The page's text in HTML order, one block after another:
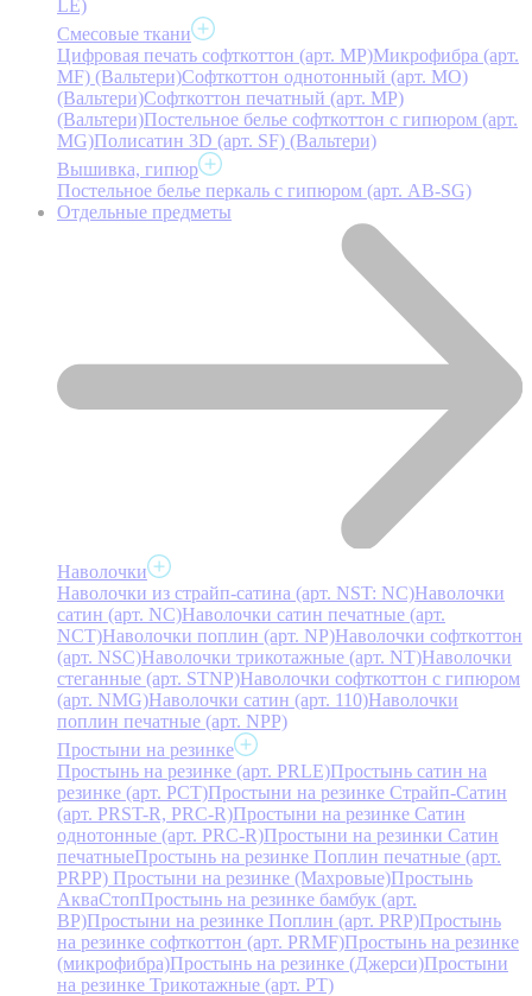
LE)
Смесовые ткани
Цифровая печать софткоттон (арт. MP)Микрофибра (арт.
MF) (Вальтери)Софткоттон однотонный (арт. MO)
(Вальтери)Софткоттон печатный (арт. MР)
(Вальтери)Постельное белье софткоттон с гипюром (арт.
MG)Полисатин 3D (арт. SF) (Вальтери)
Вышивка, гипюр
Постельное белье перкаль с гипюром (арт. AB-SG)
Отдельные предметы
Наволочки
Наволочки из страйп-сатина (арт. NST: NC)Наволочки
сатин (арт. NC)Наволочки сатин печатные (арт.
NCT)Наволочки поплин (арт. NP)Наволочки софткоттон
(арт. NSC)Наволочки трикотажные (арт. NT)Наволочки
стеганные (арт. STNP)Наволочки софткоттон с гипюром
(арт. NMG)Наволочки сатин (арт. 110)Наволочки
поплин печатные (арт. NPP)
Простыни на резинке
Простынь на резинке (арт. PRLE)Простынь сатин на
резинке (арт. PCT)Простыни на резинке Страйп-Сатин
(арт. PRST-R, PRC-R)Простыни на резинке Сатин
однотонные (арт. PRC-R)Простыни на резинки Сатин
печатныеПростынь на резинке Поплин печатные (арт.
PRPP) Простыни на резинке (Махровые)Простынь
АкваСтопПростынь на резинке бамбук (арт.
BP)Простыни на резинке Поплин (арт. PRP)Простынь
на резинке софткоттон (арт. PRMF)Простынь на резинке
(микрофибра)Простынь на резинке (Джерси)Простыни
на резинке Трикотажные (арт. РТ)